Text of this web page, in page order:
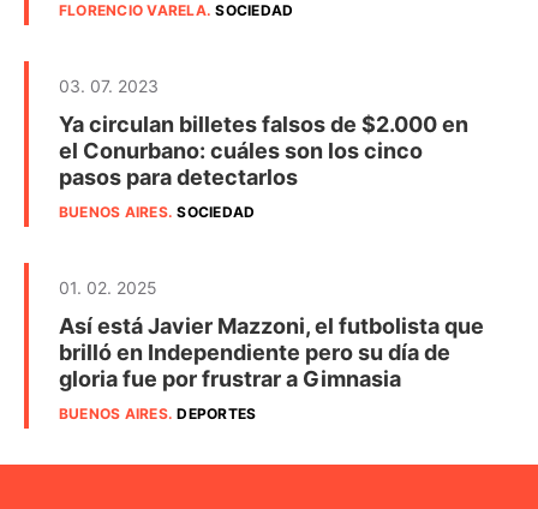
FLORENCIO VARELA.SOCIEDAD
03. 07. 2023
Ya circulan billetes falsos de $2.000 en
el Conurbano: cuáles son los cinco
pasos para detectarlos
BUENOS AIRES.SOCIEDAD
01. 02. 2025
Así está Javier Mazzoni, el futbolista que
brilló en Independiente pero su día de
gloria fue por frustrar a Gimnasia
BUENOS AIRES.DEPORTES